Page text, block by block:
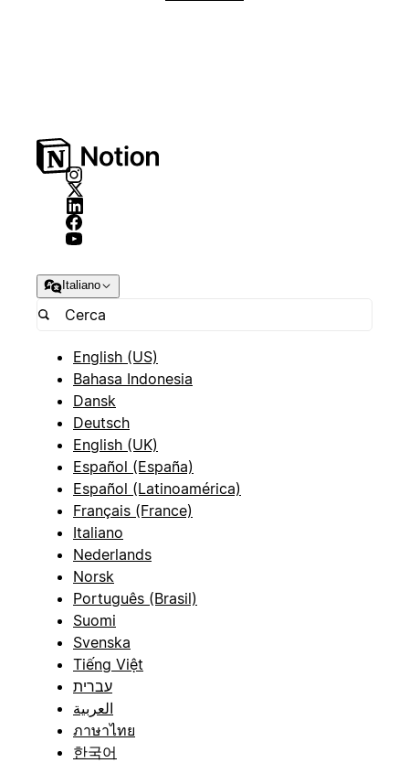
Italiano
English (US)
Bahasa Indonesia
Dansk
Deutsch
English (UK)
Español (España)
Español (Latinoamérica)
Français (France)
Italiano
Nederlands
Norsk
Português (Brasil)
Suomi
Svenska
Tiếng Việt
עברית
العربية
ภาษาไทย
한국어